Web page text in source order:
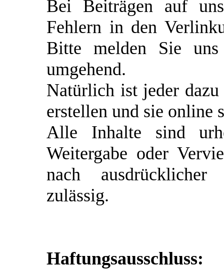
Bei Beiträgen auf
Fehlern in den
Bitte melden Sie
umgehend.
Natürlich ist jeder dazu
erstellen und sie online
Alle Inhalte sind
Weitergabe oder
nach
zulässig.
Haftungsausschluss: